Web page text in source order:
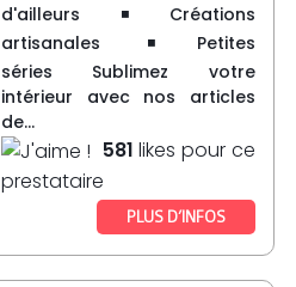
d'ailleurs◾Créations
artisanales ◾Petites
séries Sublimez votre
intérieur avec nos articles
de...
581 likes pour ce
prestataire
PLUS D’INFOS